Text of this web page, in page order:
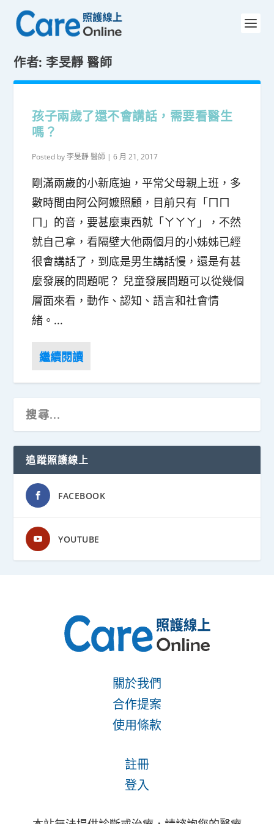
作者:李旻靜 醫師
孩子兩歲了還不會講話，需要看醫生
嗎？
Posted by李旻靜 醫師 |6 月 21, 2017
剛滿兩歲的小新底迪，平常父母親上班，多
數時間由阿公阿嬤照顧，目前只有「ㄇㄇ
ㄇ」的音，要甚麼東西就「ㄚㄚㄚ」，不然
就自己拿，看隔壁大他兩個月的小姊姊已經
很會講話了，到底是男生講話慢，還是有甚
麼發展的問題呢？ 兒童發展問題可以從幾個
層面來看，動作、認知、語言和社會情
緒。...
追蹤照護線上
FACEBOOK
YOUTUBE
關於我們
合作提案
使用條款
註冊
登入